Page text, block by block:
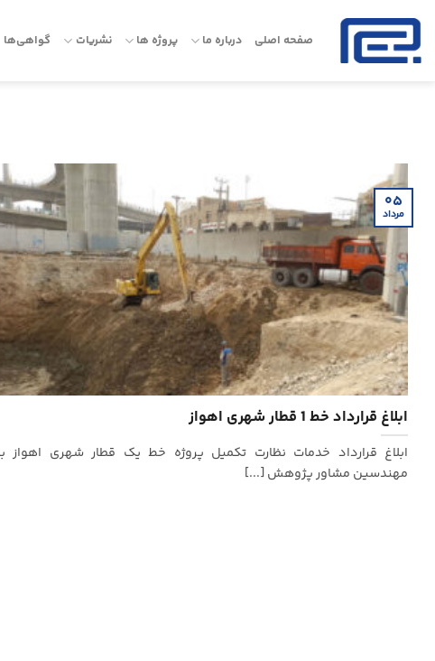
content
صفحه اصلی درباره ما پروژه ها نشریات گواهی‌ها
ابلاغ قرارداد خط 1 قطار شهری اهواز
ابلاغ قرارداد خدمات نظارت تکمیل پروژه خط یک قطار شهری اهواز
مهندسین مشاور پژوهش [...]
۰۵
مرداد